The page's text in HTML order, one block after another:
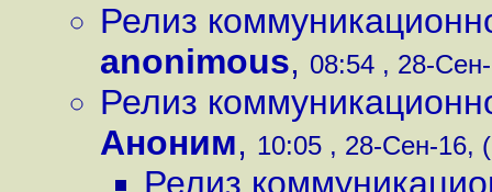
Релиз
anonimous, 08:54 , 28-
Релиз
Аноним, 10:05 , 28-Сен-16,
Релиз